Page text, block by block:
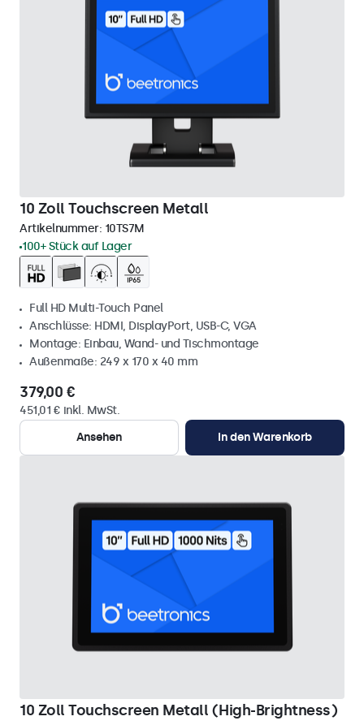
10 Zoll Touchscreen Metall
Artikelnummer: 10TS7M
100+ Stück auf Lager
Full HD Multi-Touch Panel
Anschlüsse: HDMI, DisplayPort, USB-C, VGA
Montage: Einbau, Wand- und Tischmontage
Außenmaße: 249 x 170 x 40 mm
379,00 €
451,01 € inkl. MwSt.
Ansehen
In den Warenkorb
10 Zoll Touchscreen Metall (High-Brightness)